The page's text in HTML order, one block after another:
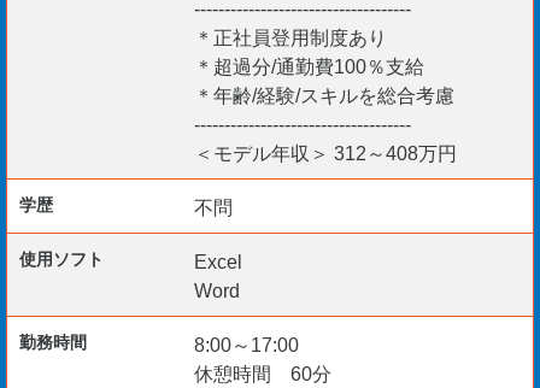
★困ったことがあったときは、定期的にキャリアについて
相談する機会があるのでご安心ください。
＼ 20代・30代の方が活躍中！ ／
異業種からのキャリアチェンジした先輩社員も多数！
＜前職の具体例＞
・土木作業員
・営業職（不動産・保険・建材)
------------------------------------
＊正社員登用制度あり
＊超過分/通勤費100％支給
＊年齢/経験/スキルを総合考慮
------------------------------------
＜モデル年収＞ 312～408万円
学歴 不問
使用ソフト
Excel
Word
勤務時間
8:00～17:00
休憩時間 60分